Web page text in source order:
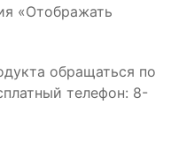
«Отображать
обращаться по
телефон: 8-